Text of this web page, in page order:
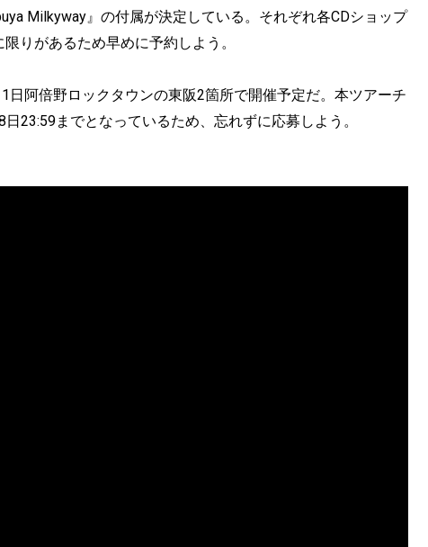
Milkyway』の付属が決定している。それぞれ各CDショップ
りがあるため早めに予約しよう。
日阿倍野ロックタウンの東阪2箇所で開催予定だ。本ツアーチ
23:59までとなっているため、忘れずに応募しよう。